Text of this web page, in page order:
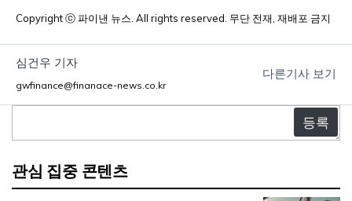
Copyright ⓒ 파이낸 뉴스. All rights reserved. 무단 전재, 재배포 금지
심건우 기자
gwfinance@finanace-news.co.kr
다른기사 보기
글
관심 집중 콘텐츠